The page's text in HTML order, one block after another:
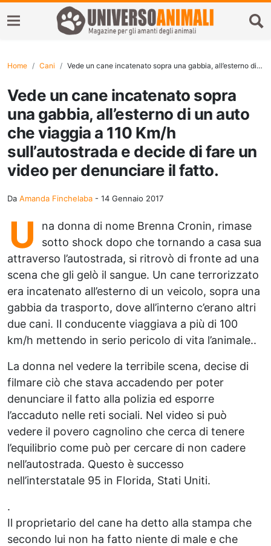
Home Cani Vede un cane incatenato sopra una gabbia, all’esterno di un auto che viaggia a 110 Km/h sull’autostrada e decide di fare un video per denunciare il fatto.
Vede un cane incatenato sopra
una gabbia, all’esterno di un auto
che viaggia a 110 Km/h
sull’autostrada e decide di fare un
video per denunciare il fatto.
Da Amanda Finchelaba - 14 Gennaio 2017
U
na donna di nome Brenna Cronin, rimase
sotto shock dopo che tornando a casa sua
attraverso l’autostrada, si ritrovò di fronte ad una
scena che gli gelò il sangue. Un cane terrorizzato
era incatenato all’esterno di un veicolo, sopra una
gabbia da trasporto, dove all’interno c’erano altri
due cani. Il conducente viaggiava a più di 100
km/h mettendo in serio pericolo di vita l’animale..
La donna nel vedere la terribile scena, decise di
filmare ciò che stava accadendo per poter
denunciare il fatto alla polizia ed esporre
l’accaduto nelle reti sociali. Nel video si può
vedere il povero cagnolino che cerca di tenere
l’equilibrio come può per cercare di non cadere
nell’autostrada. Questo è successo
nell’interstatale 95 in Florida, Stati Uniti.
.
Il proprietario del cane ha detto alla stampa che
secondo lui non ha fatto niente di male e che